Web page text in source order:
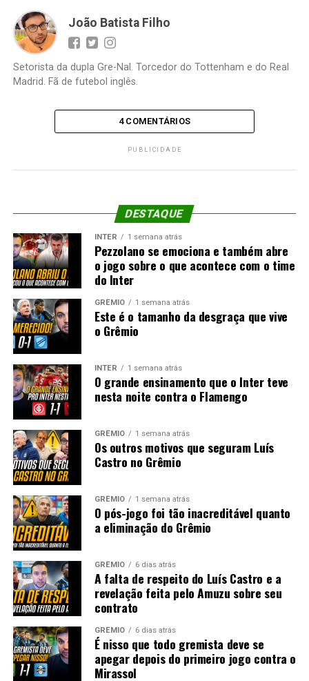
João Batista Filho
Setorista da dupla Gre-Nal. Torcedor do Tottenham e do Real
Madrid. Fã de futebol inglês.
4 COMENTÁRIOS
PUBLICIDADE
DESTAQUE
INTER 1 semana atrás
Pezzolano se emociona e também abre
o jogo sobre o que acontece com o time
do Inter
GRÊMIO 1 semana atrás
Este é o tamanho da desgraça que vive
o Grêmio
INTER 1 semana atrás
O grande ensinamento que o Inter teve
nesta noite contra o Flamengo
GRÊMIO 1 semana atrás
Os outros motivos que seguram Luís
Castro no Grêmio
GRÊMIO 1 semana atrás
O pós-jogo foi tão inacreditável quanto
a eliminação do Grêmio
GRÊMIO 6 dias atrás
A falta de respeito do Luís Castro e a
revelação feita pelo Amuzu sobre seu
contrato
GRÊMIO 6 dias atrás
É nisso que todo gremista deve se
apegar depois do primeiro jogo contra o
Mirassol